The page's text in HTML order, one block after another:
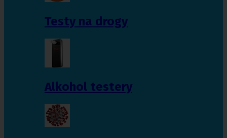
Testy na drogy
Alkohol testery